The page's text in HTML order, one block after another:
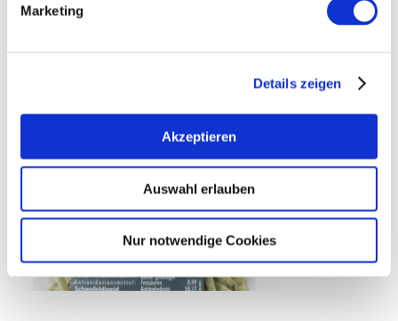
Marketing
Details zeigen
Akzeptieren
Auswahl erlauben
Nur notwendige Cookies
frischen Waldpilzen beschert aber noch gesteigerte